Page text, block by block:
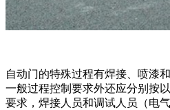
自动门的特殊过程有焊接、喷漆
一般过程控制要求外还应分别按
要求，焊接人员和调试人员（电